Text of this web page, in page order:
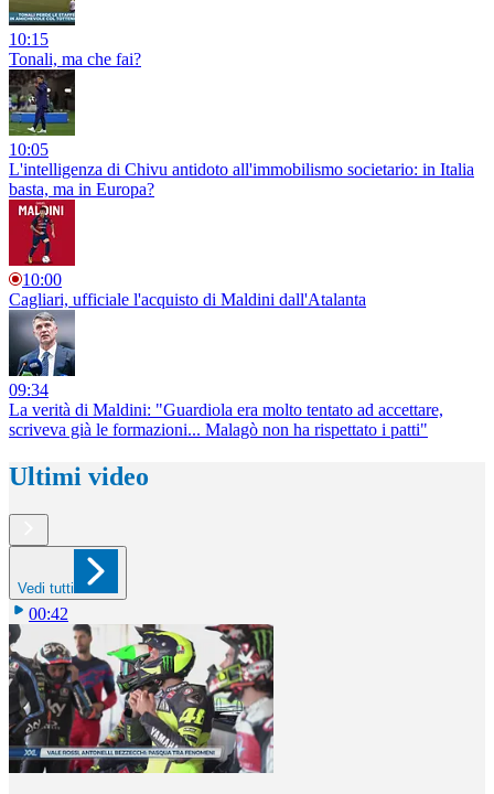
10:15
Tonali, ma che fai?
10:05
L'intelligenza di Chivu antidoto all'immobilismo societario: in Italia
basta, ma in Europa?
10:00
Cagliari, ufficiale l'acquisto di Maldini dall'Atalanta
09:34
La verità di Maldini: "Guardiola era molto tentato ad accettare,
scriveva già le formazioni... Malagò non ha rispettato i patti"
Ultimi video
Vedi tutti
00:42